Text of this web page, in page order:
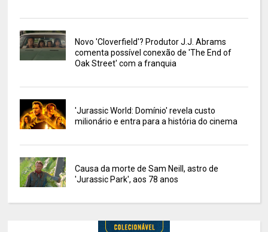
Novo 'Cloverfield'? Produtor J.J. Abrams
comenta possível conexão de 'The End of
Oak Street' com a franquia
'Jurassic World: Domínio' revela custo
milionário e entra para a história do cinema
Causa da morte de Sam Neill, astro de
'Jurassic Park', aos 78 anos